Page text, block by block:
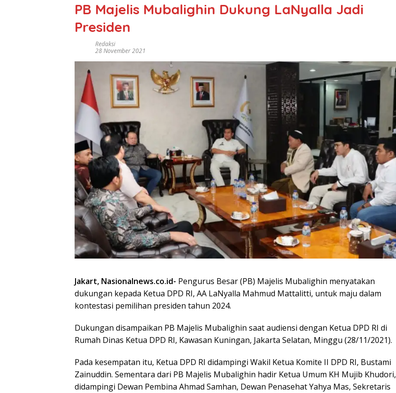
PB Majelis Mubalighin Dukung LaNyalla Jadi
Presiden
Redaksi
28 November 2021
Jakart, Nasionalnews.co.id- Pengurus Besar (PB) Majelis Mubalighin menyatakan
dukungan kepada Ketua DPD RI, AA LaNyalla Mahmud Mattalitti, untuk maju dalam
kontestasi pemilihan presiden tahun 2024.
Dukungan disampaikan PB Majelis Mubalighin saat audiensi dengan Ketua DPD RI di
Rumah Dinas Ketua DPD RI, Kawasan Kuningan, Jakarta Selatan, Minggu (28/11/2021).
Pada kesempatan itu, Ketua DPD RI didampingi Wakil Ketua Komite II DPD RI, Bustami
Zainuddin. Sementara dari PB Majelis Mubalighin hadir Ketua Umum KH Mujib Khudori,
didampingi Dewan Pembina Ahmad Samhan, Dewan Penasehat Yahya Mas, Sekretaris